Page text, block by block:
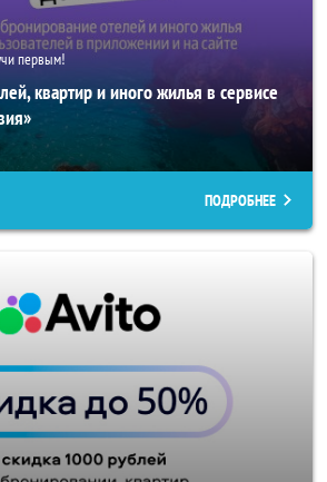
первым!
квартир и иного жилья в сервисе
ПОДРОБНЕЕ